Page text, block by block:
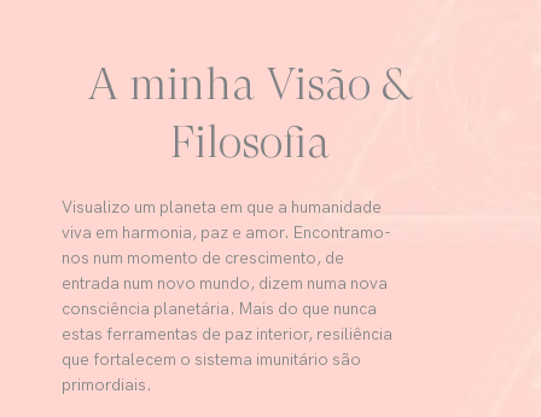
A minha Visão &
Filosofia
Visualizo um planeta em que a humanidade
viva em harmonia, paz e amor. Encontramo-
nos num momento de crescimento, de
entrada num novo mundo, dizem numa nova
consciência planetária. Mais do que nunca
estas ferramentas de paz interior, resiliência
que fortalecem o sistema imunitário são
primordiais.